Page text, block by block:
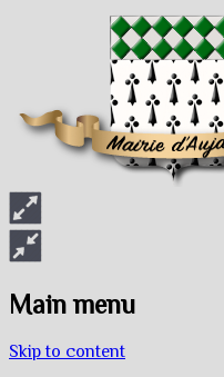
Main menu
Skip to content